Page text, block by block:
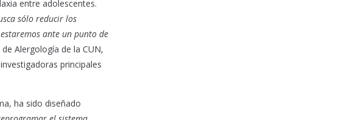
entre adolescentes.
sólo reducir los
ante un punto de
Alergología de la CUN,
principales
ha sido diseñado